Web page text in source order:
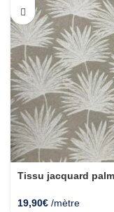
Tissu jacquard
19,90€ /mètre